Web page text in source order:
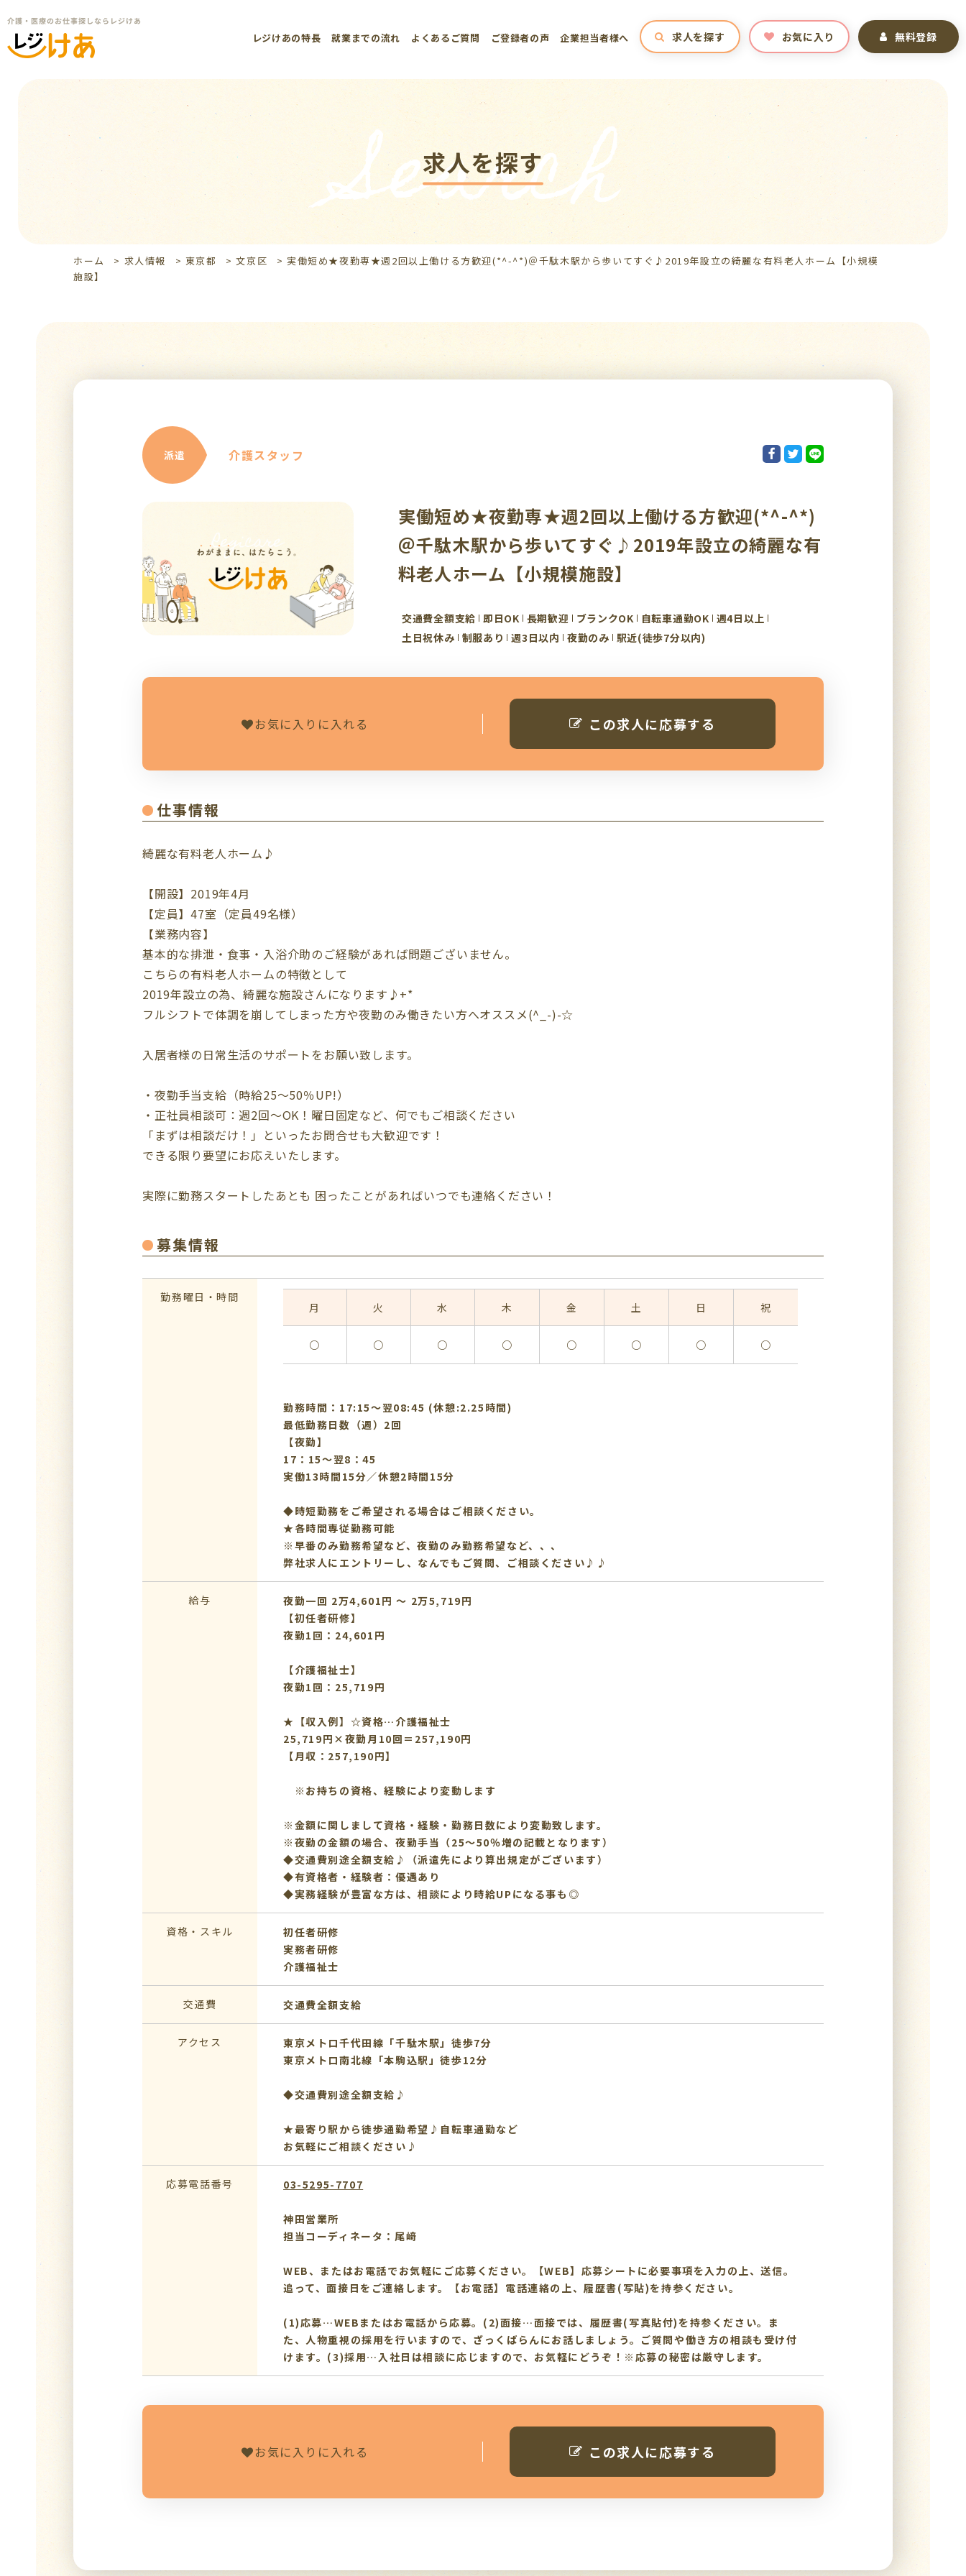
レジけあの特長 就業までの流れ よくあるご質問 ご登録者の声 企業担当者様へ 求人を探す お気に入り 無料登録
求人を探す
Search
ホーム > 求人情報 > 東京都 >文京区 >実働短め★夜勤専★週2回以上働ける方歓迎(*^-^*)＠千駄木駅から歩いてすぐ♪2019年設立の綺麗な有料老人ホーム【小規模
施設】
派遣 介護スタッフ
実働短め★夜勤専★週2回以上働ける方歓迎(*^-^*)
＠千駄木駅から歩いてすぐ♪2019年設立の綺麗な有
料老人ホーム【小規模施設】
交通費全額支給 即日OK 長期歓迎 ブランクOK 自転車通勤OK 週4日以上
土日祝休み 制服あり 週3日以内 夜勤のみ 駅近(徒歩7分以内)
お気に入りに入れる この求人に応募する
仕事情報
綺麗な有料老人ホーム♪
【開設】2019年4月
【定員】47室（定員49名様）
【業務内容】
基本的な排泄・食事・入浴介助のご経験があれば問題ございません。
こちらの有料老人ホームの特徴として
2019年設立の為、綺麗な施設さんになります♪+*
フルシフトで体調を崩してしまった方や夜勤のみ働きたい方へオススメ(^_-)-☆
入居者様の日常生活のサポートをお願い致します。
・夜勤手当支給（時給25～50％UP!）
・正社員相談可：週2回～OK！曜日固定など、何でもご相談ください
「まずは相談だけ！」といったお問合せも大歓迎です！
できる限り要望にお応えいたします。
実際に勤務スタートしたあとも 困ったことがあればいつでも連絡ください！
募集情報
勤務曜日・時間
月 火 水 木 金 土 日 祝
○ ○ ○ ○ ○ ○ ○ ○
勤務時間：17:15〜翌08:45 (休憩:2.25時間)
最低勤務日数（週）2回
【夜勤】
17：15～翌8：45
実働13時間15分／休憩2時間15分
◆時短勤務をご希望される場合はご相談ください。
★各時間専従勤務可能
※早番のみ勤務希望など、夜勤のみ勤務希望など、、、
弊社求人にエントリーし、なんでもご質問、ご相談ください♪♪
給与
夜勤一回 2万4,601円 〜 2万5,719円
【初任者研修】
夜勤1回：24,601円
【介護福祉士】
夜勤1回：25,719円
★【収入例】☆資格…介護福祉士
25,719円×夜勤月10回＝257,190円
【月収：257,190円】
※お持ちの資格、経験により変動します
※金額に関しまして資格・経験・勤務日数により変動致します。
※夜勤の金額の場合、夜勤手当（25～50％増の記載となります）
◆交通費別途全額支給♪（派遣先により算出規定がございます）
◆有資格者・経験者：優遇あり
◆実務経験が豊富な方は、相談により時給UPになる事も◎
資格・スキル
初任者研修
実務者研修
介護福祉士
交通費 交通費全額支給
アクセス
東京メトロ千代⽥線「千駄木駅」徒歩7分
東京メトロ南北線「本駒込駅」徒歩12分
◆交通費別途全額支給♪
★最寄り駅から徒歩通勤希望♪自転車通勤など
お気軽にご相談ください♪
応募電話番号 03-5295-7707
神田営業所
担当コーディネータ：尾﨑
WEB、またはお電話でお気軽にご応募ください。【WEB】応募シートに必要事項を入力の上、送信。
追って、面接日をご連絡します。【お電話】電話連絡の上、履歴書(写貼)を持参ください。
(1)応募…WEBまたはお電話から応募。(2)面接…面接では、履歴書(写真貼付)を持参ください。ま
た、人物重視の採用を行いますので、ざっくばらんにお話しましょう。ご質問や働き方の相談も受け付
けます。(3)採用…入社日は相談に応じますので、お気軽にどうぞ！※応募の秘密は厳守します。
お気に入りに入れる この求人に応募する